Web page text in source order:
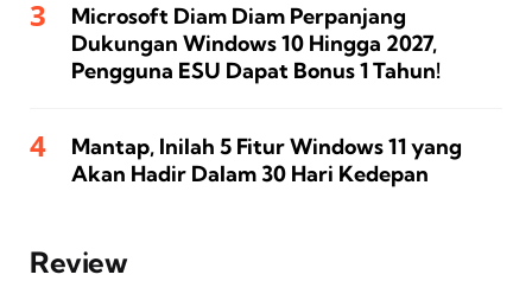
Microsoft Diam Diam Perpanjang
Dukungan Windows 10 Hingga 2027,
Pengguna ESU Dapat Bonus 1 Tahun!
Mantap, Inilah 5 Fitur Windows 11 yang
Akan Hadir Dalam 30 Hari Kedepan
Review